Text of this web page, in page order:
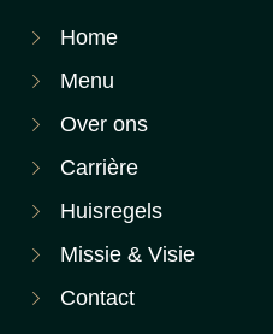
Home
Menu
Over ons
Carrière
Huisregels
Missie & Visie
Contact